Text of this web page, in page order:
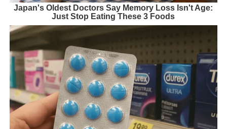
Japan's Oldest Doctors Say Memory Loss Isn't Age:
Just Stop Eating These 3 Foods